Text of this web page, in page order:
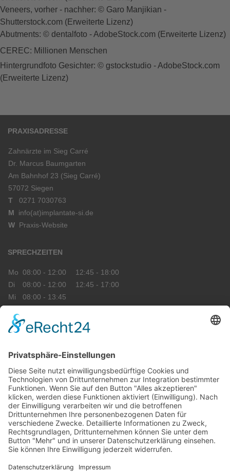
Veneers, vorher - nachher: © Garo Manjikian -
Shutterstock.com (Erweiterte Lizenz)
Abutments: © dentalfoto - AdobeStock.com (Erweiterte Lizenz)
CEREC: Millionen Menschen
Hintergrundfoto Gesichter: © gstockstudio - AdobeStock.com
(Erweiterte Lizenz)
PRAXISADRESSE
Zahnärzte im Sieg Carré
Dr. Marcus Baumgarten
Am Bahnhof 23 (Sieg Carré)
57072 Siegen
T
0271 7030763
M info(at)implantate-si.de
W Praxis-Website
SPRECHZEITEN
Mo 08:00 - 12:00
12:45 - 18:00
Di
08:00 - 12:00
12:45 - 17:00
Mi
08:00 - 13:45
Fr
08:00 - 14:45
CEREC Siegen
Praxisinfo
Impressum
Datenschutz
© 2026: Dr. Marcus Baumgarten, Zahnarzt in Siegen
WebDesign: